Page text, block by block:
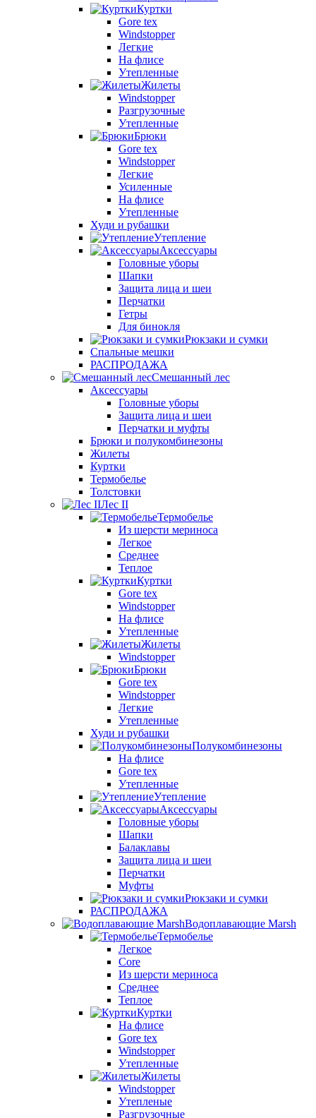
Куртки
Gore tex
Windstopper
Легкие
На флисе
Утепленные
Жилеты
Windstopper
Разгрузочные
Утепленные
Брюки
Gore tex
Windstopper
Легкие
Усиленные
На флисе
Утепленные
Худи и рубашки
Утепление
Аксессуары
Головные уборы
Шапки
Защита лица и шеи
Перчатки
Гетры
Для бинокля
Рюкзаки и сумки
Спальные мешки
РАСПРОДАЖА
Смешанный лес
Аксессуары
Головные уборы
Защита лица и шеи
Перчатки и муфты
Брюки и полукомбинезоны
Жилеты
Куртки
Термобелье
Толстовки
Лес II
Термобелье
Из шерсти мериноса
Легкое
Среднее
Теплое
Куртки
Gore tex
Windstopper
На флисе
Утепленные
Жилеты
Windstopper
Брюки
Gore tex
Windstopper
Легкие
Утепленные
Худи и рубашки
Полукомбинезоны
На флисе
Gore tex
Утепленные
Утепление
Аксессуары
Головные уборы
Шапки
Балаклавы
Защита лица и шеи
Перчатки
Муфты
Рюкзаки и сумки
РАСПРОДАЖА
Водоплавающие Marsh
Термобелье
Легкое
Core
Из шерсти мериноса
Среднее
Теплое
Куртки
На флисе
Gore tex
Windstopper
Утепленные
Жилеты
Windstopper
Утепленые
Разгрузочные